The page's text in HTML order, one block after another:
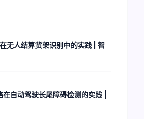
无人结算货架识别中的实践 | 智
自动驾驶长尾障碍检测的实践 |